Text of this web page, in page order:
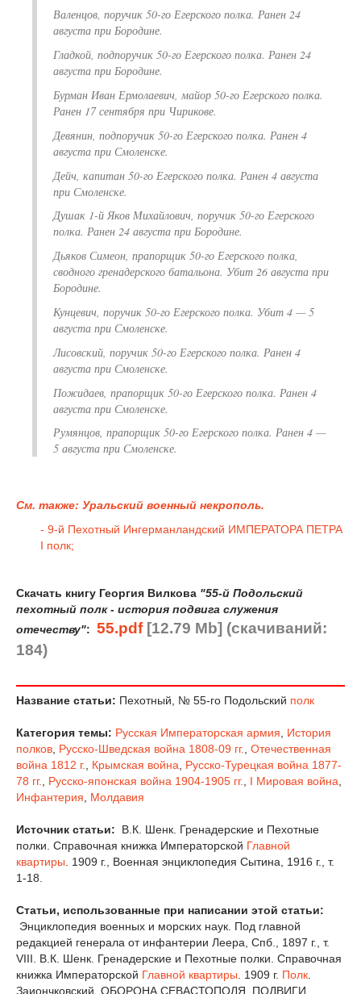
Валенцов, поручик 50-го Егерского полка. Ранен 24
августа при Бородине.
Гладкой, подпоручик 50-го Егерского полка. Ранен 24
августа при Бородине.
Бурман Иван Ермолаевич, майор 50-го Егерского полка.
Ранен 17 сентября при Чирикове.
Девянин, подпоручик 50-го Егерского полка. Ранен 4
августа при Смоленске.
Дейч, капитан 50-го Егерского полка. Ранен 4 августа
при Смоленске.
Душак 1-й Яков Михайлович, поручик 50-го Егерского
полка. Ранен 24 августа при Бородине.
Дьяков Симеон, прапорщик 50-го Егерского полка,
сводного гренадерского батальона. Убит 26 августа при
Бородине.
Кунцевич, поручик 50-го Егерского полка. Убит 4 — 5
августа при Смоленске.
Лисовский, поручик 50-го Егерского полка. Ранен 4
августа при Смоленске.
Пожидаев, прапорщик 50-го Егерского полка. Ранен 4
августа при Смоленске.
Румянцов, прапорщик 50-го Егерского полка. Ранен 4 —
5 августа при Смоленске.
См. также: Уральский военный некрополь.
- 9-й Пехотный Ингерманландский ИМПЕРАТОРА ПЕТРА
I полк;
Скачать книгу Георгия Вилкова "55-й Подольский
пехотный полк - история подвига служения
отечеству": 55.pdf[12.79 Mb] (cкачиваний:
184)
Название статьи: Пехотный, № 55-го Подольский полк
Категория темы: Русская Императорская армия, История
полков, Русско-Шведская война 1808-09 гг., Отечественная
война 1812 г., Крымская война, Русско-Турецкая война 1877-
78 гг., Русско-японская война 1904-1905 гг., I Мировая война,
Инфантерия, Молдавия
Источник статьи:
В.К. Шенк. Гренадерские и Пехотные
полки. Справочная книжка Императорской Главной
квартиры. 1909 г., Военная энциклопедия Сытина, 1916 г., т.
1-18.
Статьи, использованные при написании этой статьи:
Энциклопедия военных и морских наук. Под главной
редакцией генерала от инфантерии Леера, Спб., 1897 г., т.
VIII. В.К. Шенк. Гренадерские и Пехотные полки. Справочная
книжка Императорской Главной квартиры. 1909 г. Полк.
Заиончковский. ОБОРОНА СЕВАСТОПОЛЯ. ПОДВИГИ